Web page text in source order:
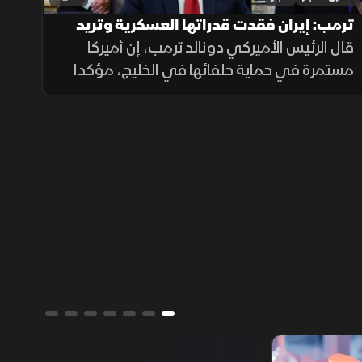
ترمب: إيران فقدت قدراتها العسكرية وتريد
الاتفاق
قال الرئيس الأميركي دونالد ترمب، إن أميركا
مستمرة في حماية حلفائها في الخليج، مؤكدا
تراجع القدرات العسكرية الإيرانية وأن طهران